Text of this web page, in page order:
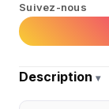
Suivez-nous
Description ▾